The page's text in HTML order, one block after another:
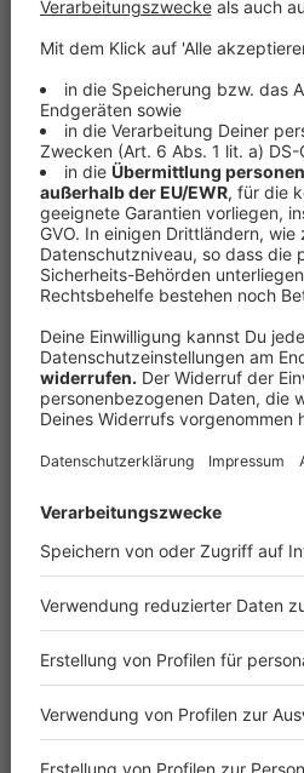
Anzeige
©Welle
Anzeige
Anzeige
Und
Also ich
besser
ganzen